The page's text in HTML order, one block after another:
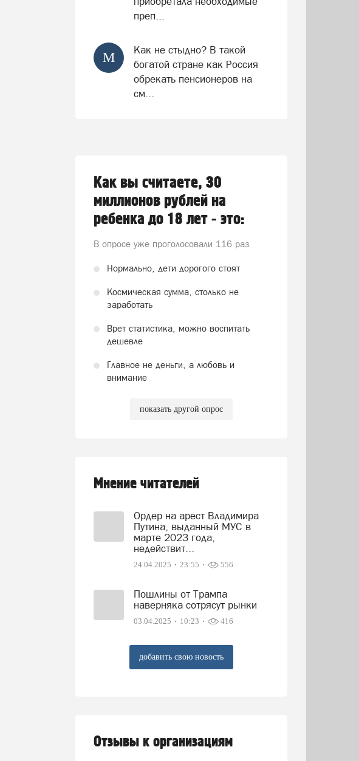
преп...
М
Как не стыдно? В такой
богатой стране как Россия
обрекать пенсионеров на
см...
Как вы считаете, 30
миллионов рублей на
ребенка до 18 лет - это:
В опросе уже проголосовали 116 раз
Нормально, дети дорогого стоят
Космическая сумма, столько не
заработать
Врет статистика, можно воспитать
дешевле
Главное не деньги, а любовь и
внимание
показать другой опрос
Мнение читателей
Ордер на арест Владимира
Путина, выданный МУС в
марте 2023 года,
недействит...
24.04.2025 23:55 556
Пошлины от Трампа
наверняка сотрясут рынки
03.04.2025 10:23 416
добавить свою новость
Отзывы к организациям